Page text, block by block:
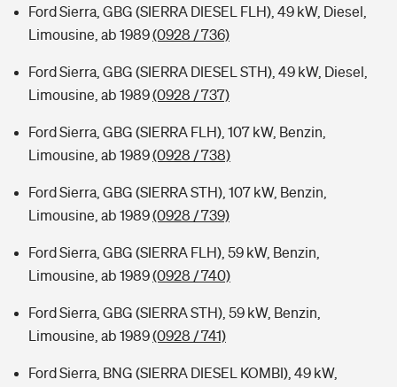
Ford Sierra, GBG (SIERRA DIESEL FLH), 49 kW, Diesel,
Limousine, ab 1989(0928 / 736)
Ford Sierra, GBG (SIERRA DIESEL STH), 49 kW, Diesel,
Limousine, ab 1989(0928 / 737)
Ford Sierra, GBG (SIERRA FLH), 107 kW, Benzin,
Limousine, ab 1989(0928 / 738)
Ford Sierra, GBG (SIERRA STH), 107 kW, Benzin,
Limousine, ab 1989(0928 / 739)
Ford Sierra, GBG (SIERRA FLH), 59 kW, Benzin,
Limousine, ab 1989(0928 / 740)
Ford Sierra, GBG (SIERRA STH), 59 kW, Benzin,
Limousine, ab 1989(0928 / 741)
Ford Sierra, BNG (SIERRA DIESEL KOMBI), 49 kW,